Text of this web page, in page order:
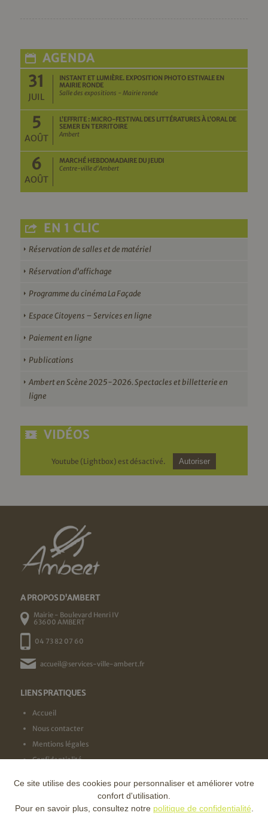
AGENDA
31
JUIL
INSTANT ET LUMIÈRE. EXPOSITION PHOTO ESTIVALE EN
MAIRIE RONDE
Salle des expositions - Mairie ronde
5
AOÛT
L’EFFRITE : MICRO-FESTIVAL DES LITTÉRATURES À L’ORAL DE
SEMER EN TERRITOIRE
Ambert
6
AOÛT
MARCHÉ HEBDOMADAIRE DU JEUDI
Centre-ville d'Ambert
EN 1 CLIC
Réservation de salles et de matériel
Réservation d’affichage
Programme du cinéma La Façade
Espace Citoyens – Services en ligne
Paiement en ligne
Publications
Ambert en Scène 2025-2026. Spectacles et billetterie en
ligne
VIDÉOS
Youtube (Lightbox) est désactivé. Autoriser
A PROPOS D'AMBERT
Mairie - Boulevard Henri IV
63600 AMBERT
04 73 82 07 60
accueil@services-ville-ambert.fr
LIENS PRATIQUES
Accueil
Nous contacter
Mentions légales
Confidentialité
NOS LABELS
Ce site utilise des cookies pour personnaliser et améliorer votre
confort d'utilisation.
Pour en savoir plus, consultez notre politique de confidentialité